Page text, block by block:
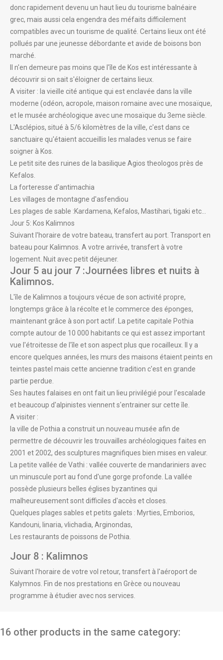
donc rapidement devenu un haut lieu du tourisme balnéaire
grec, mais aussi cela engendra des méfaits difficilement
compatibles avec un tourisme de qualité. Certains lieux ont été
pollués par une jeunesse débordante et avide de boisons bon
marché.
Il n'en demeure pas moins que l'île de Kos est intéressante à
découvrir si on sait s'éloigner de certains lieux.
A visiter : la vieille cité antique qui est enclavée dans la ville
moderne (odéon, acropole, maison romaine avec une mosaïque,
et le musée archéologique avec une mosaïque du 3eme siècle.
L'Asclépios, situé à 5/6 kilomètres de la ville, c'est dans ce
sanctuaire qu'étaient accueillis les malades venus se faire
soigner à Kos.
Le petit site des ruines de la basilique Agios theologos près de
Kefalos.
La forteresse d'antimachia
Les villages de montagne d'asfendiou
Les plages de sable :Kardamena, Kefalos, Mastihari, tigaki etc...
Jour 5: Kos Kalimnos
Suivant l'horaire de votre bateau, transfert au port. Transport en
bateau pour Kalimnos. A votre arrivée, transfert à votre
logement. Nuit avec petit déjeuner.
Jour 5 au jour 7 :Journées libres et nuits à
Kalimnos.
L'île de Kalimnos a toujours vécue de son activité propre,
longtemps grâce à la récolte et le commerce des éponges,
maintenant grâce à son port actif. La petite capitale Pothia
compte autour de 10 000 habitants ce qui est assez important
vue l'étroitesse de l'île et son aspect plus que rocailleux. Il y a
encore quelques années, les murs des maisons étaient peints en
teintes pastel mais cette ancienne tradition c'est en grande
partie perdue.
Ses hautes falaises en ont fait un lieu privilégié pour l'escalade
et beaucoup d'alpinistes viennent s'entrainer sur cette île.
A visiter :
la ville de Pothia a construit un nouveau musée afin de
permettre de découvrir les trouvailles archéologiques faites en
2001 et 2002, des sculptures magnifiques bien mises en valeur.
La petite vallée de Vathi : vallée couverte de mandariniers avec
un minuscule port au fond d'une gorge profonde. La vallée
possède plusieurs belles églises byzantines qui
malheureusement sont difficiles d'accès et closes.
Quelques plages sables et petits galets : Myrties, Emborios,
Kandouni, linaria, vlichadia, Arginondas,
Les restaurants de poissons de Pothia.
Jour 8 : Kalimnos
Suivant l'horaire de votre vol retour, transfert à l'aéroport de
Kalymnos. Fin de nos prestations en Grèce ou nouveau
programme à étudier avec nos services.
16 other products in the same category: